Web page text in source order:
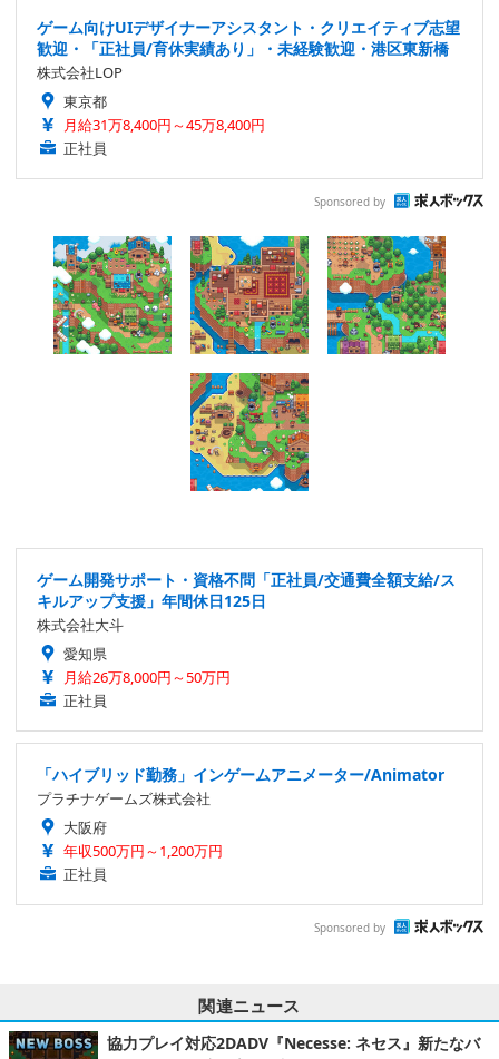
ゲーム向けUIデザイナーアシスタント・クリエイティブ志望
歓迎・「正社員/育休実績あり」・未経験歓迎・港区東新橋
株式会社LOP
東京都
月給31万8,400円～45万8,400円
正社員
Sponsored by
ゲーム開発サポート・資格不問「正社員/交通費全額支給/ス
キルアップ支援」年間休日125日
株式会社大斗
愛知県
月給26万8,000円～50万円
正社員
「ハイブリッド勤務」インゲームアニメーター/Animator
プラチナゲームズ株式会社
大阪府
年収500万円～1,200万円
正社員
Sponsored by
関連ニュース
協力プレイ対応2DADV『Necesse: ネセス』新たなバ